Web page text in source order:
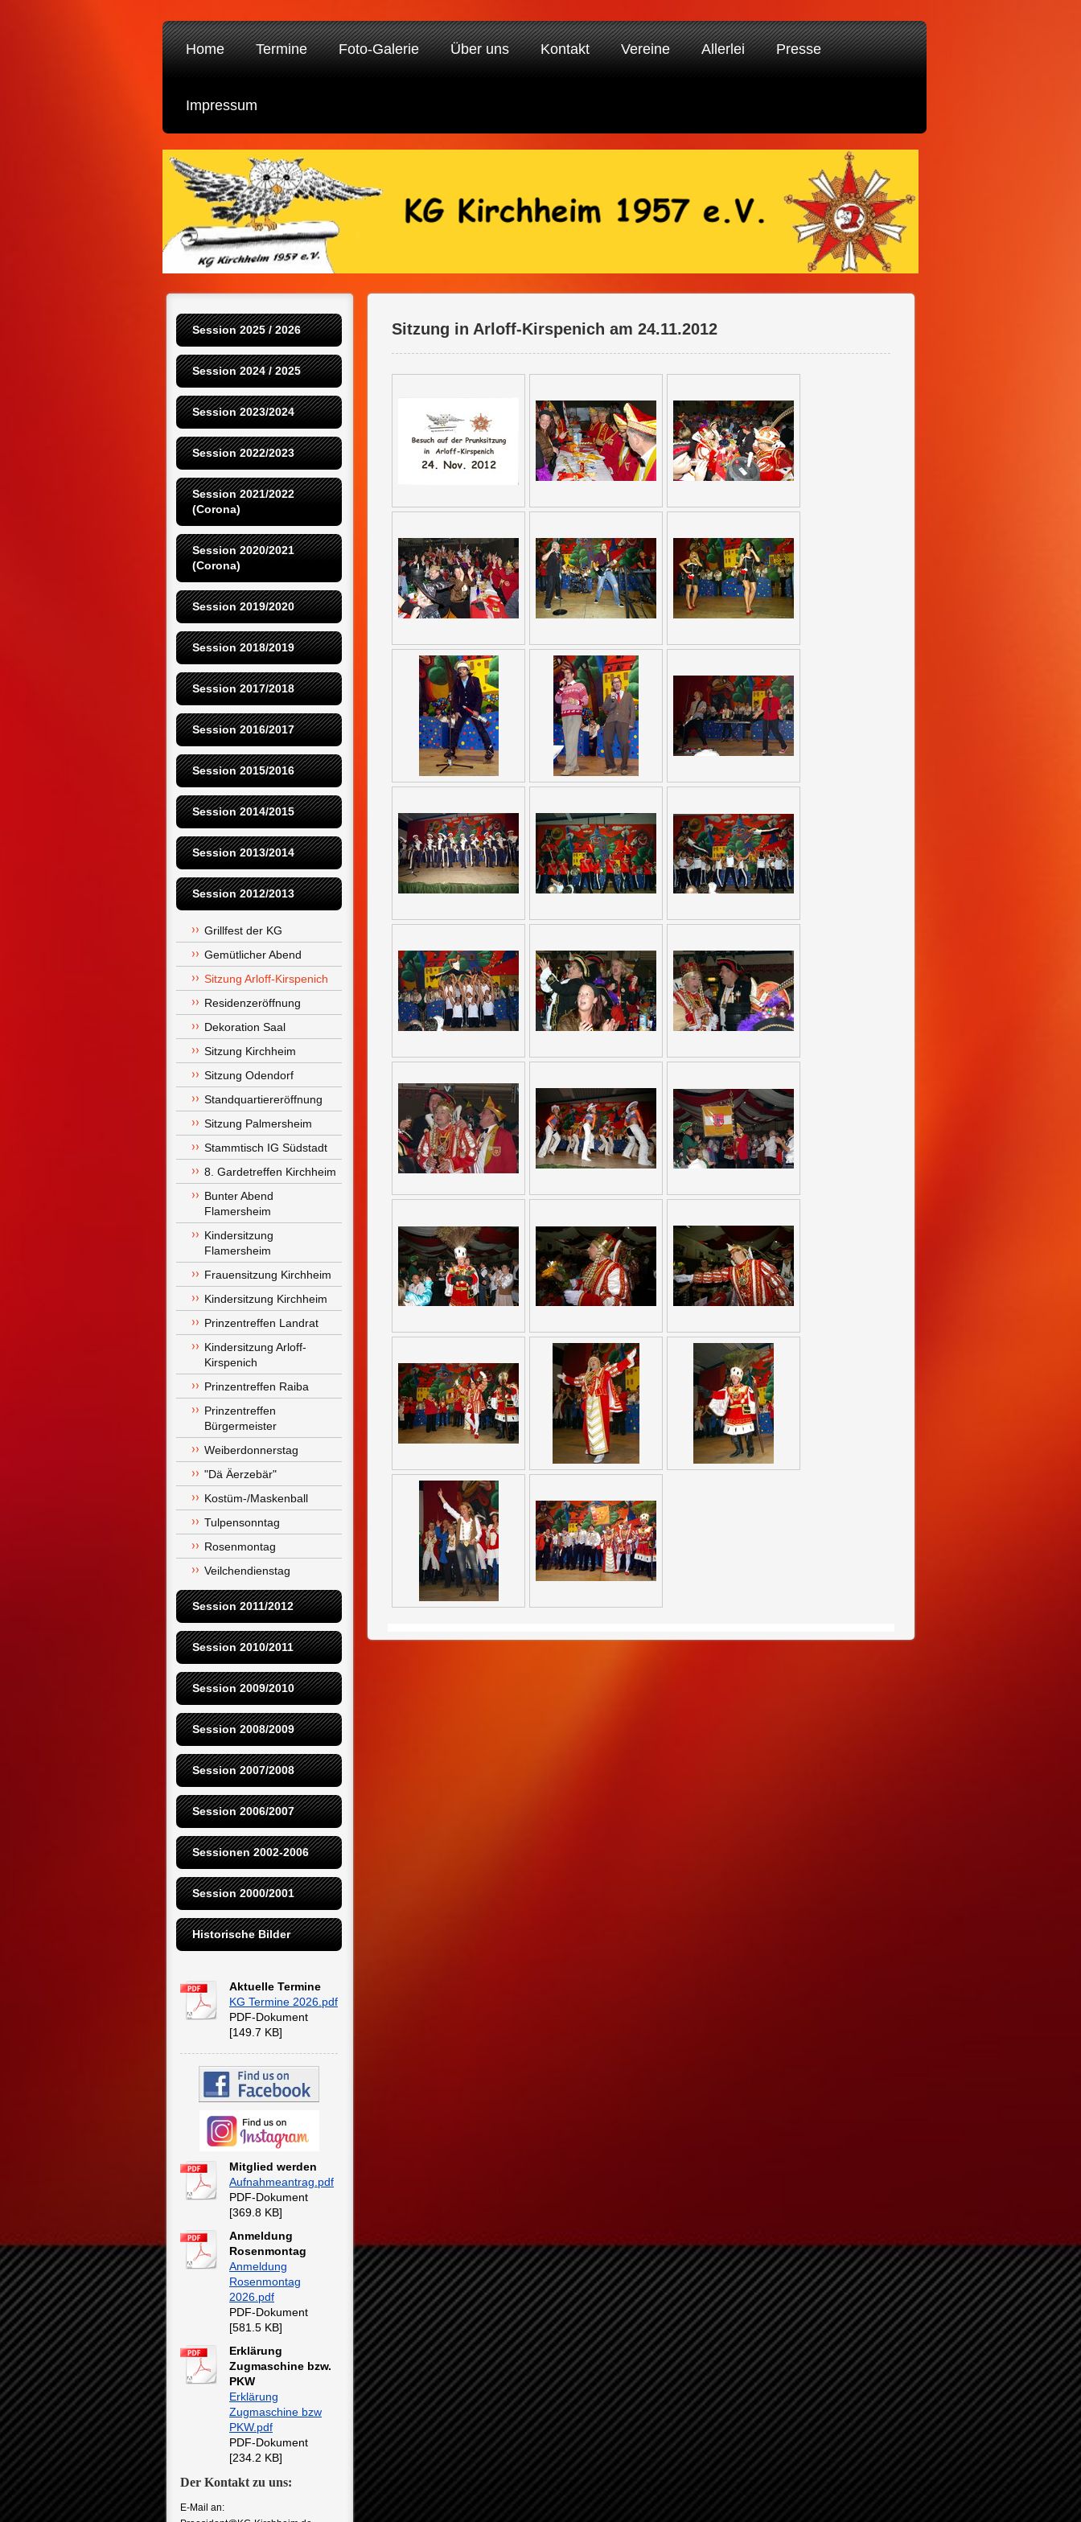
Home Termine Foto-Galerie Über uns Kontakt Vereine Allerlei Presse
Impressum
Session 2025 / 2026
Session 2024 / 2025
Session 2023/2024
Session 2022/2023
Session 2021/2022
(Corona)
Session 2020/2021
(Corona)
Session 2019/2020
Session 2018/2019
Session 2017/2018
Session 2016/2017
Session 2015/2016
Session 2014/2015
Session 2013/2014
Session 2012/2013
Grillfest der KG
Gemütlicher Abend
Sitzung Arloff-Kirspenich
Residenzeröffnung
Dekoration Saal
Sitzung Kirchheim
Sitzung Odendorf
Standquartiereröffnung
Sitzung Palmersheim
Stammtisch IG Südstadt
8. Gardetreffen Kirchheim
Bunter Abend
Flamersheim
Kindersitzung
Flamersheim
Frauensitzung Kirchheim
Kindersitzung Kirchheim
Prinzentreffen Landrat
Kindersitzung Arloff-
Kirspenich
Prinzentreffen Raiba
Prinzentreffen
Bürgermeister
Weiberdonnerstag
"Dä Äerzebär"
Kostüm-/Maskenball
Tulpensonntag
Rosenmontag
Veilchendienstag
Session 2011/2012
Session 2010/2011
Session 2009/2010
Session 2008/2009
Session 2007/2008
Session 2006/2007
Sessionen 2002-2006
Session 2000/2001
Historische Bilder
Aktuelle Termine
KG Termine 2026.pdf
PDF-Dokument
[149.7 KB]
Mitglied werden
Aufnahmeantrag.pdf
PDF-Dokument
[369.8 KB]
Anmeldung
Rosenmontag
Anmeldung
Rosenmontag
2026.pdf
PDF-Dokument
[581.5 KB]
Erklärung
Zugmaschine bzw.
PKW
Erklärung
Zugmaschine bzw
PKW.pdf
PDF-Dokument
[234.2 KB]
Der Kontakt zu uns:
E-Mail an:
Sitzung in Arloff-Kirspenich am 24.11.2012